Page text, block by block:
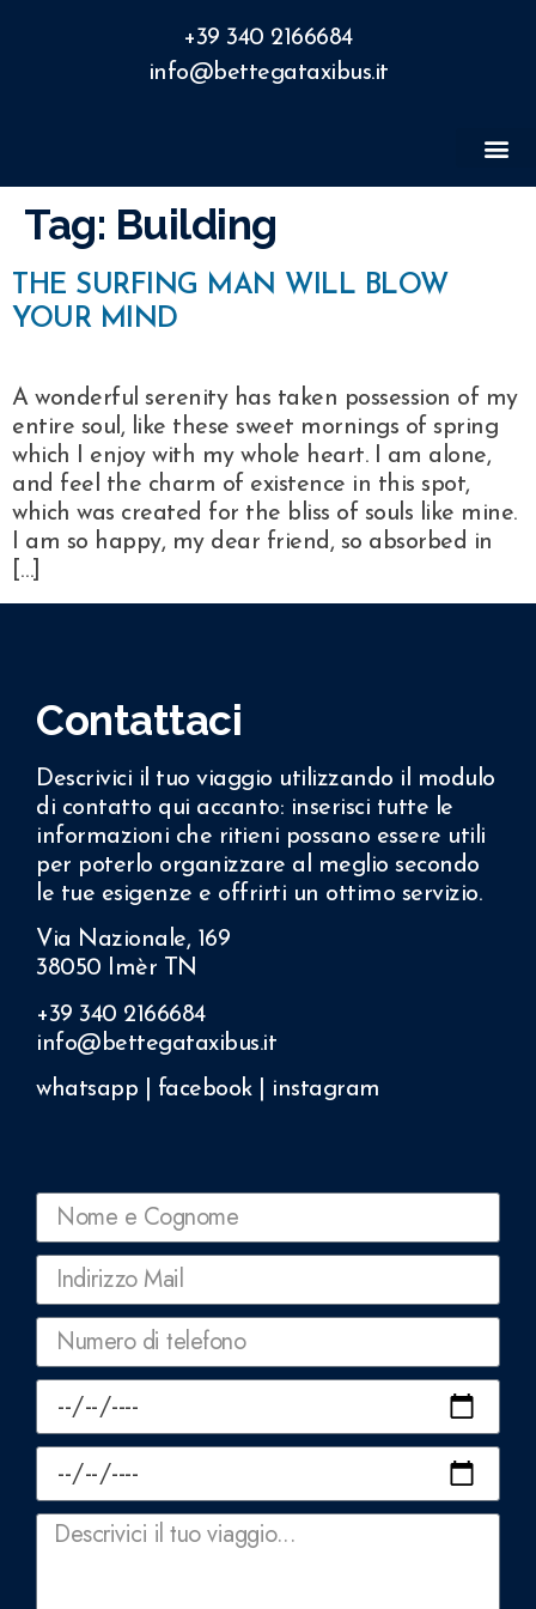
+39 340 2166684
info@bettegataxibus.it
Tag: Building
THE SURFING MAN WILL BLOW
YOUR MIND
A wonderful serenity has taken possession of my
entire soul, like these sweet mornings of spring
which I enjoy with my whole heart. I am alone,
and feel the charm of existence in this spot,
which was created for the bliss of souls like mine.
I am so happy, my dear friend, so absorbed in
[…]
Contattaci
Descrivici il tuo viaggio utilizzando il modulo
di contatto qui accanto: inserisci tutte le
informazioni che ritieni possano essere utili
per poterlo organizzare al meglio secondo
le tue esigenze e offrirti un ottimo servizio.
Via Nazionale, 169
38050 Imèr TN
+39 340 2166684
info@bettegataxibus.it
whatsapp
facebook| instagram